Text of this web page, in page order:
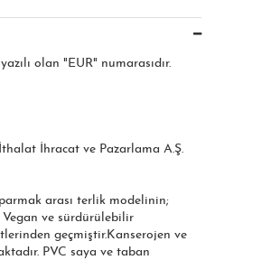
olan "EUR" numarasıdır.
İhracat ve Pazarlama A.Ş.
arası terlik modelinin;
Vegan ve sürdürülebilir
geçmiştir.Kanserojen ve
PVC saya ve taban